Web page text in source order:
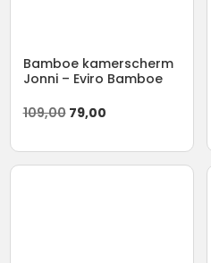
Bamboe kamerscherm
Jonni – Eviro Bamboe
109,00 Oorspronkelijke
was:
79,00Huidige
is: